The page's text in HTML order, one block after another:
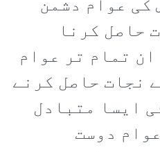
کی عوام دشمن
حاصل کرنا
تمام تر عوام
نجات حاصل کرنے
ایسا متبادل
دوست